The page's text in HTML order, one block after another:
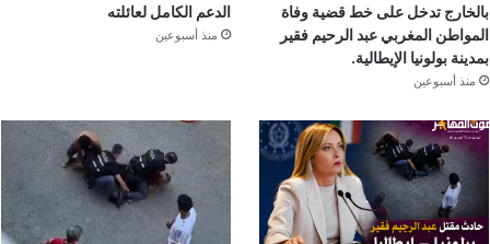
بالخارج تدخل على خط قضية وفاة
المواطن المغربي عبد الرحيم فقير
بمدينة بولونيا الإيطالية.
منذ أسبوعين
الدعم الكامل لعائلته
منذ أسبوعين